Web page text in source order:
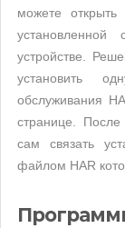
можете открыть
устройстве.
установить
обслуживания
странице.
сам связать
файлом HAR